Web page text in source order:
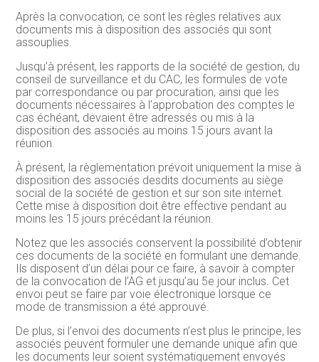
Après la convocation, ce sont les règles relatives aux
documents mis à disposition des associés qui sont
assouplies.
Jusqu’à présent, les rapports de la société de gestion, du
conseil de surveillance et du CAC, les formules de vote
par correspondance ou par procuration, ainsi que les
documents nécessaires à l’approbation des comptes le
cas échéant, devaient être adressés ou mis à la
disposition des associés au moins 15 jours avant la
réunion.
À présent, la règlementation prévoit uniquement la mise à
disposition des associés desdits documents au siège
social de la société de gestion et sur son site internet.
Cette mise à disposition doit être effective pendant au
moins les 15 jours précédant la réunion.
Notez que les associés conservent la possibilité d’obtenir
ces documents de la société en formulant une demande.
Ils disposent d’un délai pour ce faire, à savoir à compter
de la convocation de l’AG et jusqu’au 5e jour inclus. Cet
envoi peut se faire par voie électronique lorsque ce
mode de transmission a été approuvé.
De plus, si l’envoi des documents n’est plus le principe, les
associés peuvent formuler une demande unique afin que
les documents leur soient systématiquement envoyés